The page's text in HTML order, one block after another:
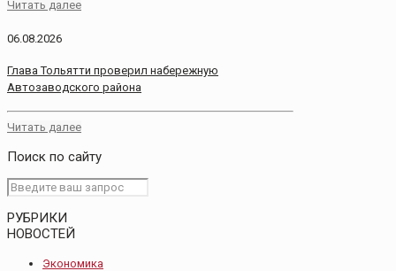
Читать далее
06.08.2026
Глава Тольятти проверил набережную
Автозаводского района
Читать далее
Поиск по сайту
РУБРИКИ
НОВОСТЕЙ
Экономика